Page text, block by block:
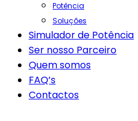
Potência
Soluções
Simulador de Potência
Ser nosso Parceiro
Quem somos
FAQ’s
Contactos